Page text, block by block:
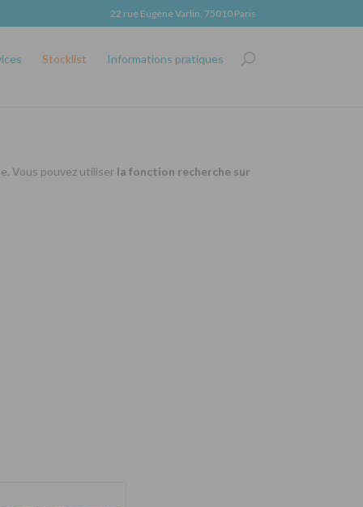
22 rue Eugène Varlin, 75010 Paris
Stocklist Informations pratiques
Vous pouvez utiliser la fonction recherche sur